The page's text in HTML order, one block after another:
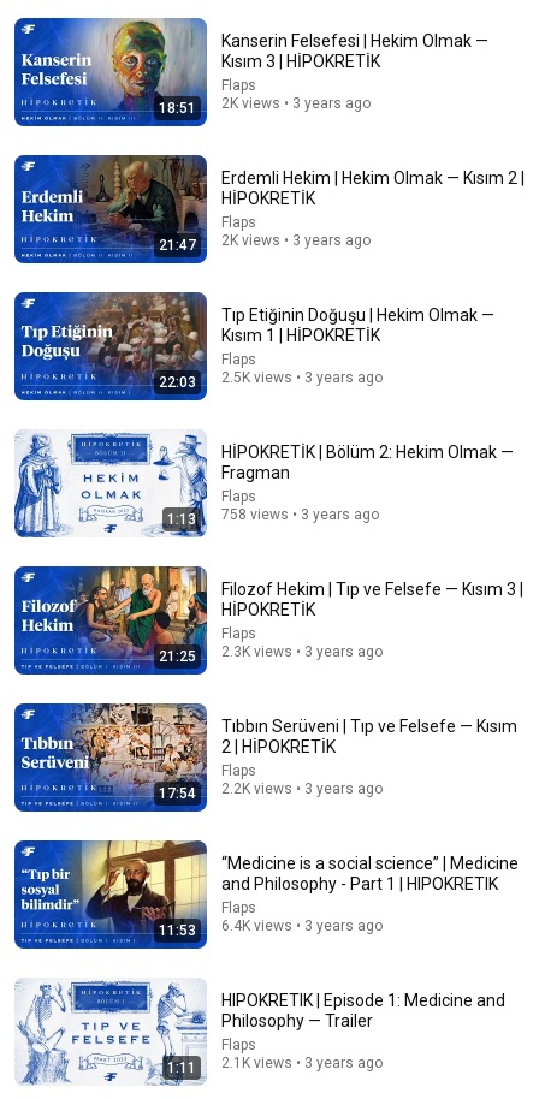
HİPOKRETİK
Flaps • 6.3K views
Adı Bende Saklının Çok Özel Konuğu Cemil İpekçi
YM TV • 195K views
22:57
2 AYDA SIFIR TÜMÖRE | Bilimsel Yayın Belgeselidir...
BigSmall • 144K views
18:51
Kanserin Felsefesi | Hekim Olmak —
Kısım 3 | HİPOKRETİK
Flaps
2K views • 3 years ago
21:47
Erdemli Hekim | Hekim Olmak — Kısım 2 |
HİPOKRETİK
Flaps
2K views • 3 years ago
22:03
Tıp Etiğinin Doğuşu | Hekim Olmak —
Kısım 1 | HİPOKRETİK
Flaps
2.5K views • 3 years ago
1:13
HİPOKRETİK | Bölüm 2: Hekim Olmak —
Fragman
Flaps
758 views • 3 years ago
21:25
Filozof Hekim | Tıp ve Felsefe — Kısım 3 |
HİPOKRETİK
Flaps
2.3K views • 3 years ago
17:54
Tıbbın Serüveni | Tıp ve Felsefe — Kısım
2 | HİPOKRETİK
Flaps
2.2K views • 3 years ago
11:53
“Medicine is a social science” | Medicine
and Philosophy - Part 1 | HIPOKRETIK
Flaps
6.4K views • 3 years ago
1:11
HIPOKRETIK | Episode 1: Medicine and
Philosophy — Trailer
Flaps
2.1K views • 3 years ago